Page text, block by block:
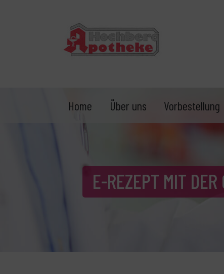
Home Über uns Vorbestellung
E-REZEPT MIT